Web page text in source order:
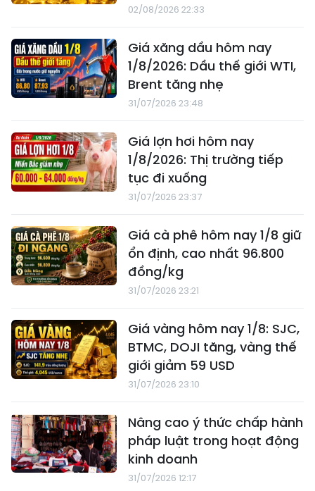
02/08/2026 22:33
Giá xăng dầu hôm nay
1/8/2026: Dầu thế giới WTI,
Brent tăng nhẹ
31/07/2026 23:48
Giá lợn hơi hôm nay
1/8/2026: Thị trường tiếp
tục đi xuống
31/07/2026 23:37
Giá cà phê hôm nay 1/8 giữ
ổn định, cao nhất 96.800
đồng/kg
31/07/2026 23:21
Giá vàng hôm nay 1/8: SJC,
BTMC, DOJI tăng, vàng thế
giới giảm 59 USD
31/07/2026 23:10
Nâng cao ý thức chấp hành
pháp luật trong hoạt động
kinh doanh
31/07/2026 12:17